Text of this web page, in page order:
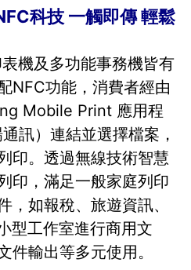
科技 一觸即傳 輕鬆
機及多功能事務機皆有
NFC功能，消費者經由
Mobile Print 應用程
訊）連結並選擇檔案，
印。透過無線技術智慧
印，滿足一般家庭列印
，如報稅、旅遊資訊、
型工作室進行商用文
件輸出等多元使用。